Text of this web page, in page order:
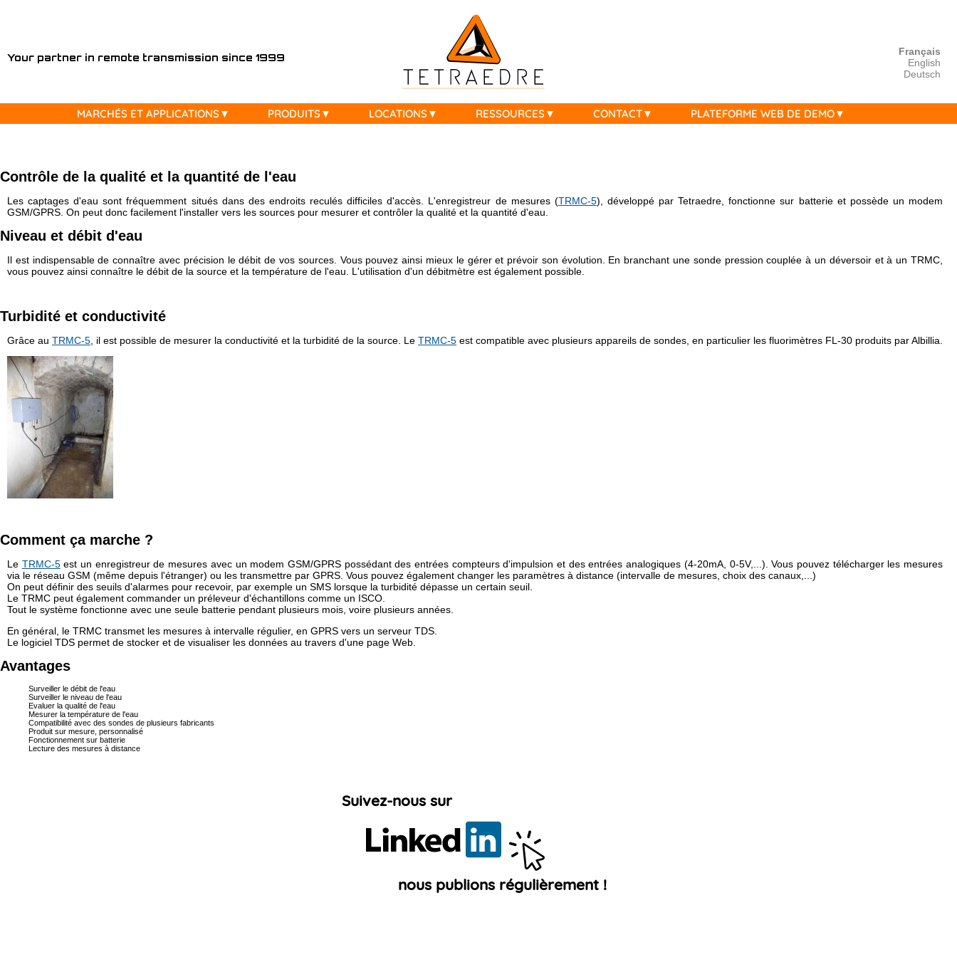
MARCHÉS
APPLICATIONS
RESSOURCES
CONTACT
Suivez-
sur
Linkedin
Your partner in remote transmission since 1999
Français
English
Deutsch
MARCHÉS ET APPLICATIONS PRODUITS LOCATIONS RESSOURCES CONTACT PLATEFORME WEB DE DEMO
⦿ Nos activités pour l'Eau
⦿ Distribution/Sectorisation d'Eau
⦿ Lecture des compteurs d'Eau
⦿ Surveillance et pression du réseau d'Eau
⦿ Production d'Eau
⦿ Nos activités pour le Gaz
⦿ Lecture des compteurs de Gaz
⦿ Distribution de gaz
⦿ Mesure environnementale
⦿ TRMC-5-K 4G
⦿ TRMC-1 wM-Bus OMS 4G
⦿ ... (plus)
⦿ Location / Rental Radar Vega
⦿ Rental TPM-1 Pressure Mobile
⦿ UNIX timestamp
⦿ XML
⦿ Outils de calcul
Contrôle de la qualité et la quantité de l'eau
Les captages d'eau sont fréquemment situés dans des endroits reculés difficiles d'accès. L'enregistreur de mesures (TRMC-5), développé par Tetraedre, fonctionne sur batterie et possède un modem
GSM/GPRS. On peut donc facilement l'installer vers les sources pour mesurer et contrôler la qualité et la quantité d'eau.
Niveau et débit d'eau
Il est indispensable de connaître avec précision le débit de vos sources. Vous pouvez ainsi mieux le gérer et prévoir son évolution. En branchant une sonde pression couplée à un déversoir et à un TRMC,
vous pouvez ainsi connaître le débit de la source et la température de l'eau. L'utilisation d'un débitmètre est également possible.
Turbidité et conductivité
Grâce au TRMC-5, il est possible de mesurer la conductivité et la turbidité de la source. Le TRMC-5 est compatible avec plusieurs appareils de sondes, en particulier les fluorimètres FL-30 produits par Albillia.
Comment ça marche ?
Le TRMC-5est un enregistreur de mesures avec un modem GSM/GPRS possédant des entrées compteurs d'impulsion et des entrées analogiques (4-20mA, 0-5V,...). Vous pouvez télécharger les mesures
via le réseau GSM (même depuis l'étranger) ou les transmettre par GPRS. Vous pouvez également changer les paramètres à distance (intervalle de mesures, choix des canaux,...)
On peut définir des seuils d'alarmes pour recevoir, par exemple un SMS lorsque la turbidité dépasse un certain seuil.
Le TRMC peut également commander un préleveur d'échantillons comme un ISCO.
Tout le système fonctionne avec une seule batterie pendant plusieurs mois, voire plusieurs années.
En général, le TRMC transmet les mesures à intervalle régulier, en GPRS vers un serveur TDS.
Le logiciel TDS permet de stocker et de visualiser les données au travers d'une page Web.
Avantages
Surveiller le débit de l'eau
Surveiller le niveau de l'eau
Evaluer la qualité de l'eau
Mesurer la température de l'eau
Compatibilité avec des sondes de plusieurs fabricants
Produit sur mesure, personnalisé
Fonctionnement sur batterie
Lecture des mesures à distance